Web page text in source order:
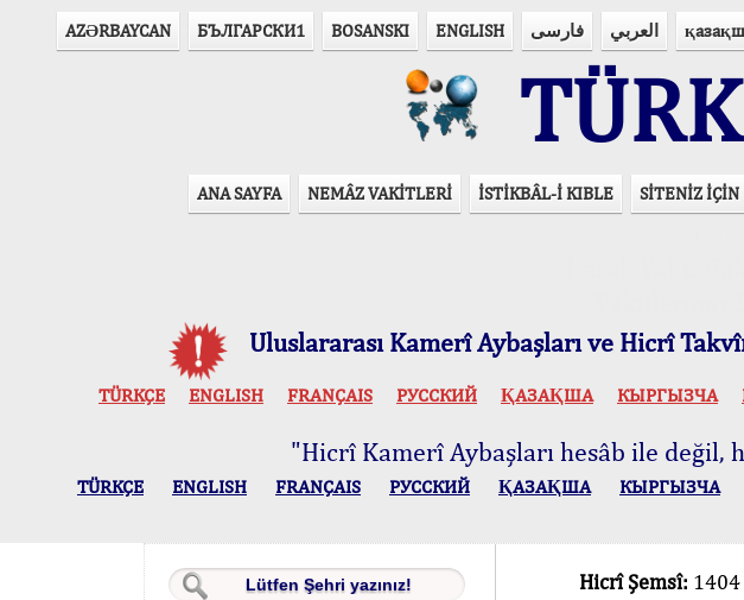
AZӘRBAYCAN БЪЛГАРСКИ1 BOSANSKI ENGLISH فارسی العربي
ANA SAYFA NEMÂZ VAKİTLERİ İSTİKBÂL-İ KIBLE SİTENİZ İÇİN
Uluslararası Kamerî Aybaşları ve Hicrî
TÜRKÇE ENGLISH FRANÇAIS РУССКИЙ ҚАЗАҚША КЫPГЫЗЧA
"Hicrî Kamerî Aybaşları hesâb ile değil,
TÜRKÇE ENGLISH FRANÇAIS РУССКИЙ ҚАЗАҚША КЫPГЫЗЧA
Hicrî Şemsî: